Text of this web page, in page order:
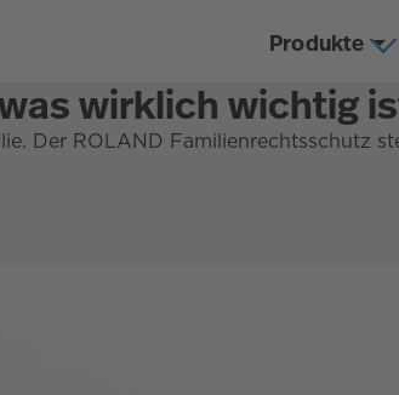
Produkte
wirklich wichtig
Der ROLAND Familienrechtsschutz